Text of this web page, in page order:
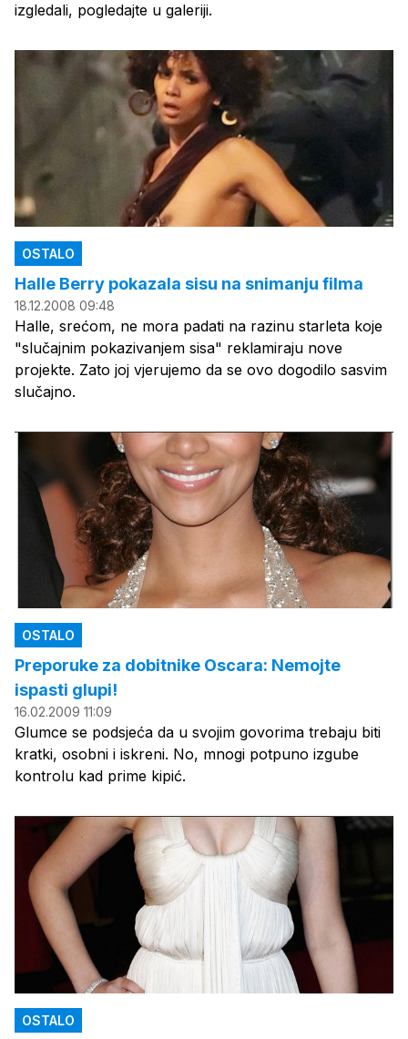
izgledali, pogledajte u galeriji.
OSTALO
Halle Berry pokazala sisu na snimanju filma
18.12.2008 09:48
Halle, srećom, ne mora padati na razinu starleta koje
"slučajnim pokazivanjem sisa" reklamiraju nove
projekte. Zato joj vjerujemo da se ovo dogodilo sasvim
slučajno.
OSTALO
Preporuke za dobitnike Oscara: Nemojte
ispasti glupi!
16.02.2009 11:09
Glumce se podsjeća da u svojim govorima trebaju biti
kratki, osobni i iskreni. No, mnogi potpuno izgube
kontrolu kad prime kipić.
OSTALO